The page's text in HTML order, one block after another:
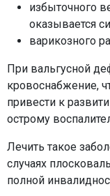
избыточного
оказывается
варикозного
При вальгусной
кровоснабжение,
привести к
острому
Лечить такое
случаях
полной